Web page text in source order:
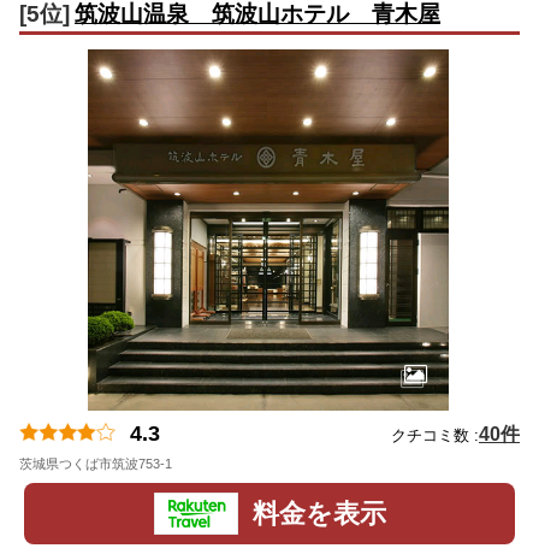
[5位] 筑波山温泉 筑波山ホテル 青木屋
4.3 クチコミ数 :40件
茨城県つくば市筑波753-1
料金を表示